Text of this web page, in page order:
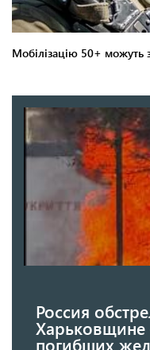
Россия
Харьковщине
погибших